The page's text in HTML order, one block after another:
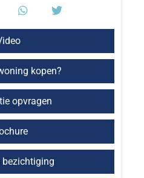
kopen?
opvragen
bezichtiging